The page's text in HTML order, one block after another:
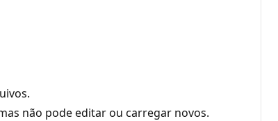
não pode editar ou carregar novos.